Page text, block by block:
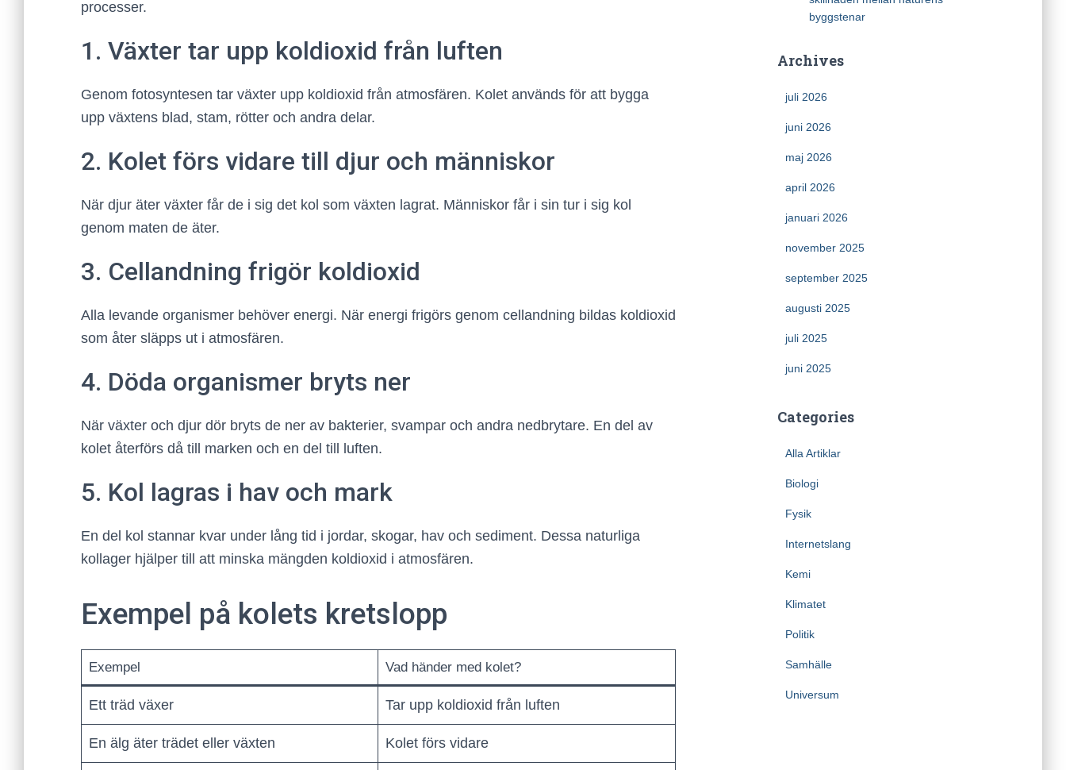
processer.
1. Växter tar upp koldioxid från luften
Genom fotosyntesen tar växter upp koldioxid från atmosfären. Kolet används för att bygga
upp växtens blad, stam, rötter och andra delar.
2. Kolet förs vidare till djur och människor
När djur äter växter får de i sig det kol som växten lagrat. Människor får i sin tur i sig kol
genom maten de äter.
3. Cellandning frigör koldioxid
Alla levande organismer behöver energi. När energi frigörs genom cellandning bildas koldioxid
som åter släpps ut i atmosfären.
4. Döda organismer bryts ner
När växter och djur dör bryts de ner av bakterier, svampar och andra nedbrytare. En del av
kolet återförs då till marken och en del till luften.
5. Kol lagras i hav och mark
En del kol stannar kvar under lång tid i jordar, skogar, hav och sediment. Dessa naturliga
kollager hjälper till att minska mängden koldioxid i atmosfären.
Exempel på kolets kretslopp
Exempel Vad händer med kolet?
Ett träd växer Tar upp koldioxid från luften
En älg äter trädet eller växten Kolet förs vidare
byggstenar
Archives
juli 2026
juni 2026
maj 2026
april 2026
januari 2026
november 2025
september 2025
augusti 2025
juli 2025
juni 2025
Categories
Alla Artiklar
Biologi
Fysik
Internetslang
Kemi
Klimatet
Politik
Samhälle
Universum